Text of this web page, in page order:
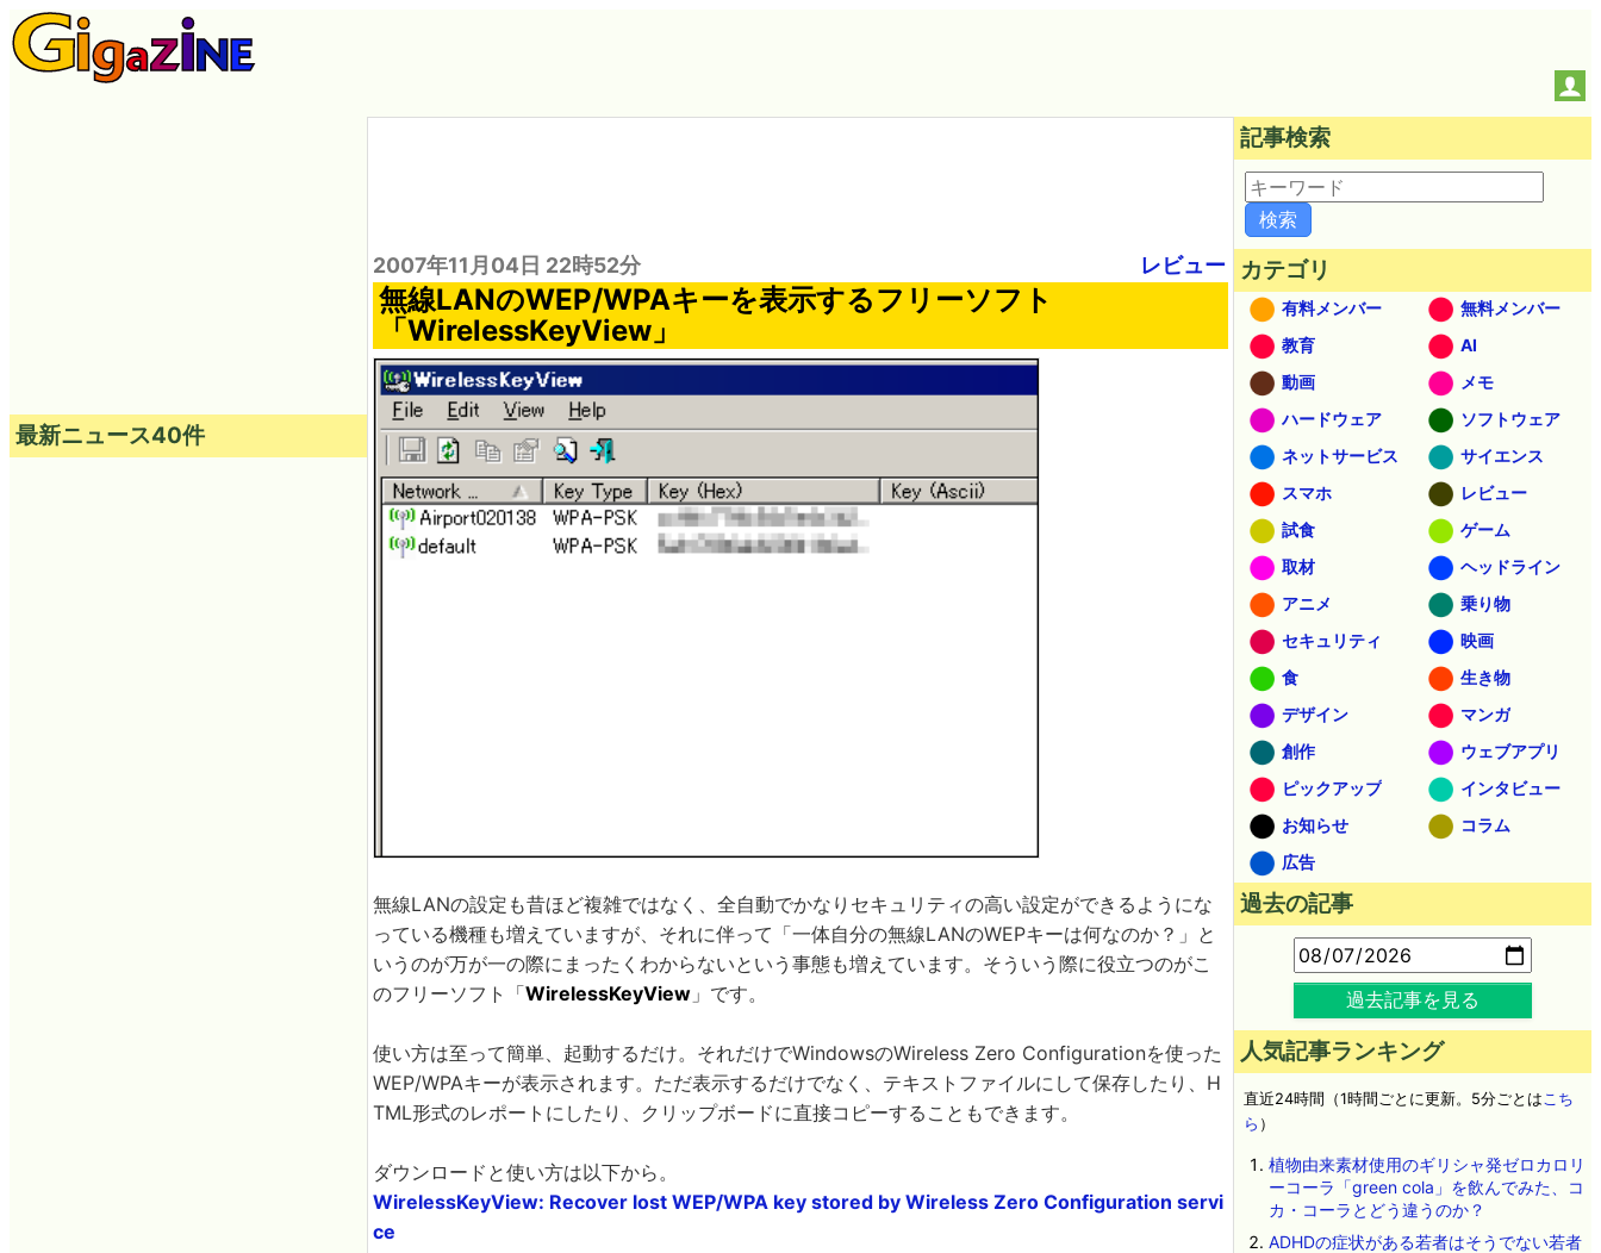
2007年11月04日 22時52分 レビュー
無線LANのWEP/WPAキーを表示するフリーソフト
「WirelessKeyView」
無線LANの設定も昔ほど複雑ではなく、全自動でかなりセキュリティの高い設定ができるようにな
っている機種も増えていますが、それに伴って「一体自分の無線LANのWEPキーは何なのか？」と
いうのが万が一の際にまったくわからないという事態も増えています。そういう際に役立つのがこ
のフリーソフト「WirelessKeyView 」です。
使い方は至って簡単、起動するだけ。それだけでWindowsのWireless Zero Configurationを使った
WEP/WPAキーが表示されます。ただ表示するだけでなく、テキストファイルにして保存したり、H
TML形式のレポートにしたり、クリップボードに直接コピーすることもできます。
ダウンロードと使い方は以下から。
WirelessKeyView: Recover lost WEP/WPA key stored by Wireless Zero Configuration servi
ce
最新ニュース40件
記事検索
カテゴリ
有料メンバー
無料メンバー
教育
AI
動画
メモ
ハードウェア
ソフトウェア
ネットサービス
サイエンス
スマホ
レビュー
試食
ゲーム
取材
ヘッドライン
アニメ
乗り物
セキュリティ
映画
食
生き物
デザイン
マンガ
創作
ウェブアプリ
ピックアップ
インタビュー
お知らせ
コラム
広告
過去の記事
過去記事を見る
人気記事ランキング
直近24時間（1時間ごとに更新。5分ごとはこち
ら ）
植物由来素材使用のギリシャ発ゼロカロリ
ーコーラ「green cola」を飲んでみた、コ
カ・コーラとどう違うのか？
ADHDの症状がある若者はそうでない若者